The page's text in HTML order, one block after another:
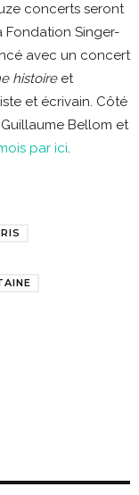
concerts seront
Fondation Singer-
avec un concert
histoireet
et écrivain. Côté
Bellom et
par ici.